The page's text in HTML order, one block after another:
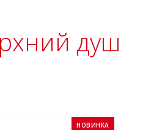
душ
НОВИНКА